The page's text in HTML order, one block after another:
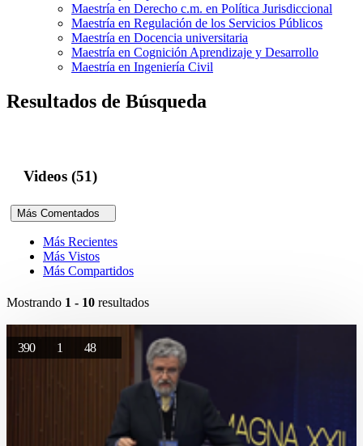
Maestría en Derecho c.m. en Política Jurisdiccional
Maestría en Regulación de los Servicios Públicos
Maestría en Docencia universitaria
Maestría en Cognición Aprendizaje y Desarrollo
Maestría en Ingeniería Civil
Resultados de Búsqueda
Videos (51)
Más Comentados
Más Recientes
Más Vistos
Más Compartidos
Mostrando 1 - 10 resultados
390 1 48